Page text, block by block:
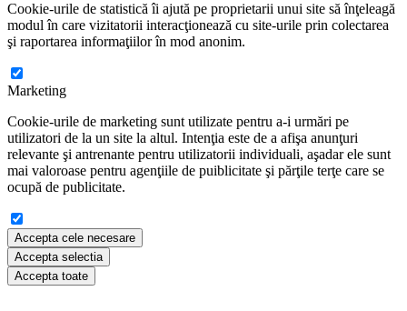
Cookie-urile de statistică îi ajută pe proprietarii unui site să înţeleagă
modul în care vizitatorii interacţionează cu site-urile prin colectarea
şi raportarea informaţiilor în mod anonim.
Marketing
Cookie-urile de marketing sunt utilizate pentru a-i urmări pe
utilizatori de la un site la altul. Intenţia este de a afişa anunţuri
relevante şi antrenante pentru utilizatorii individuali, aşadar ele sunt
mai valoroase pentru agenţiile de puiblicitate şi părţile terţe care se
ocupă de publicitate.
Accepta cele necesare
Accepta selectia
Accepta toate